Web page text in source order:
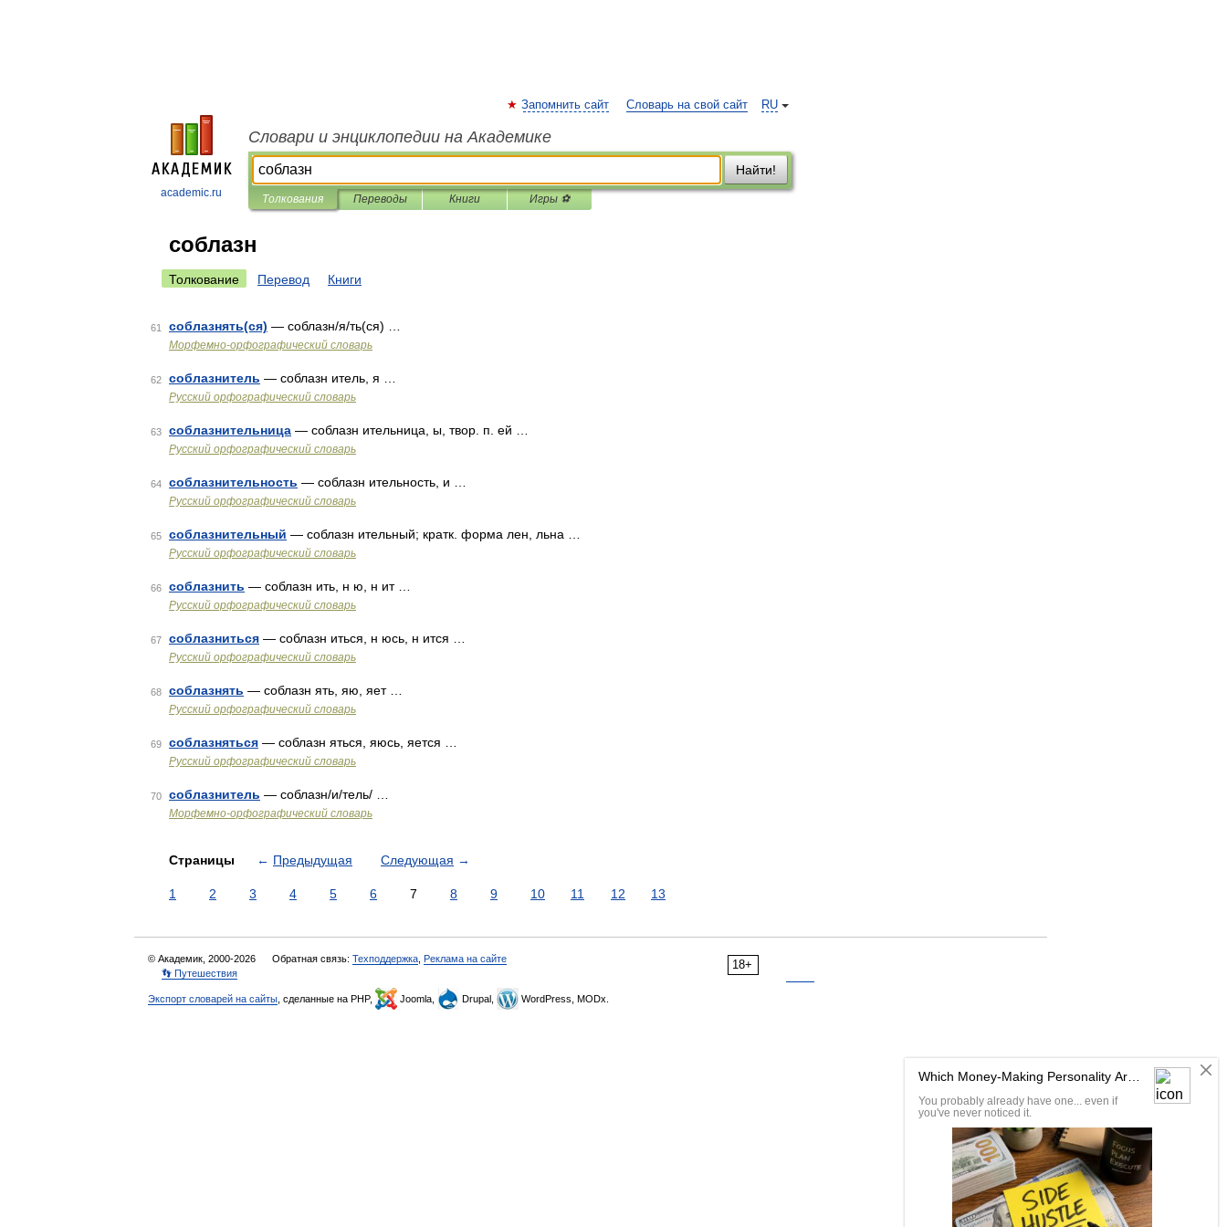
academic.ru
RU
Запомнить сайт Словарь на свой сайт
Словари и энциклопедии на Академике
Найти!
Толкования Переводы Книги Игры ⚽
соблазн
Толкование Перевод Книги
61 соблазнять(ся) — соблазн/я/ть(ся) …
Морфемно-орфографический словарь
62 соблазнитель — соблазн итель, я …
Русский орфографический словарь
63 соблазнительница — соблазн ительница, ы, твор. п. ей …
Русский орфографический словарь
64 соблазнительность — соблазн ительность, и …
Русский орфографический словарь
65 соблазнительный — соблазн ительный; кратк. форма лен, льна …
Русский орфографический словарь
66 соблазнить — соблазн ить, н ю, н ит …
Русский орфографический словарь
67 соблазниться — соблазн иться, н юсь, н ится …
Русский орфографический словарь
68 соблазнять — соблазн ять, яю, яет …
Русский орфографический словарь
69 соблазняться — соблазн яться, яюсь, яется …
Русский орфографический словарь
70 соблазнитель — соблазн/и/тель/ …
Морфемно-орфографический словарь
Страницы ← Предыдущая Следующая →
1 2 3 4 5 6 7 8 9 10 11 12 13
18+
© Академик, 2000-2026 Обратная связь: Техподдержка Реклама на сайте
👣 Путешествия
Экспорт словарей на сайты , сделанные на PHP, Joomla, Drupal, WordPress, MODx.